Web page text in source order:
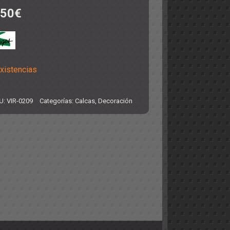
€
VIR-0209 Categorías: Calcas, Decoración